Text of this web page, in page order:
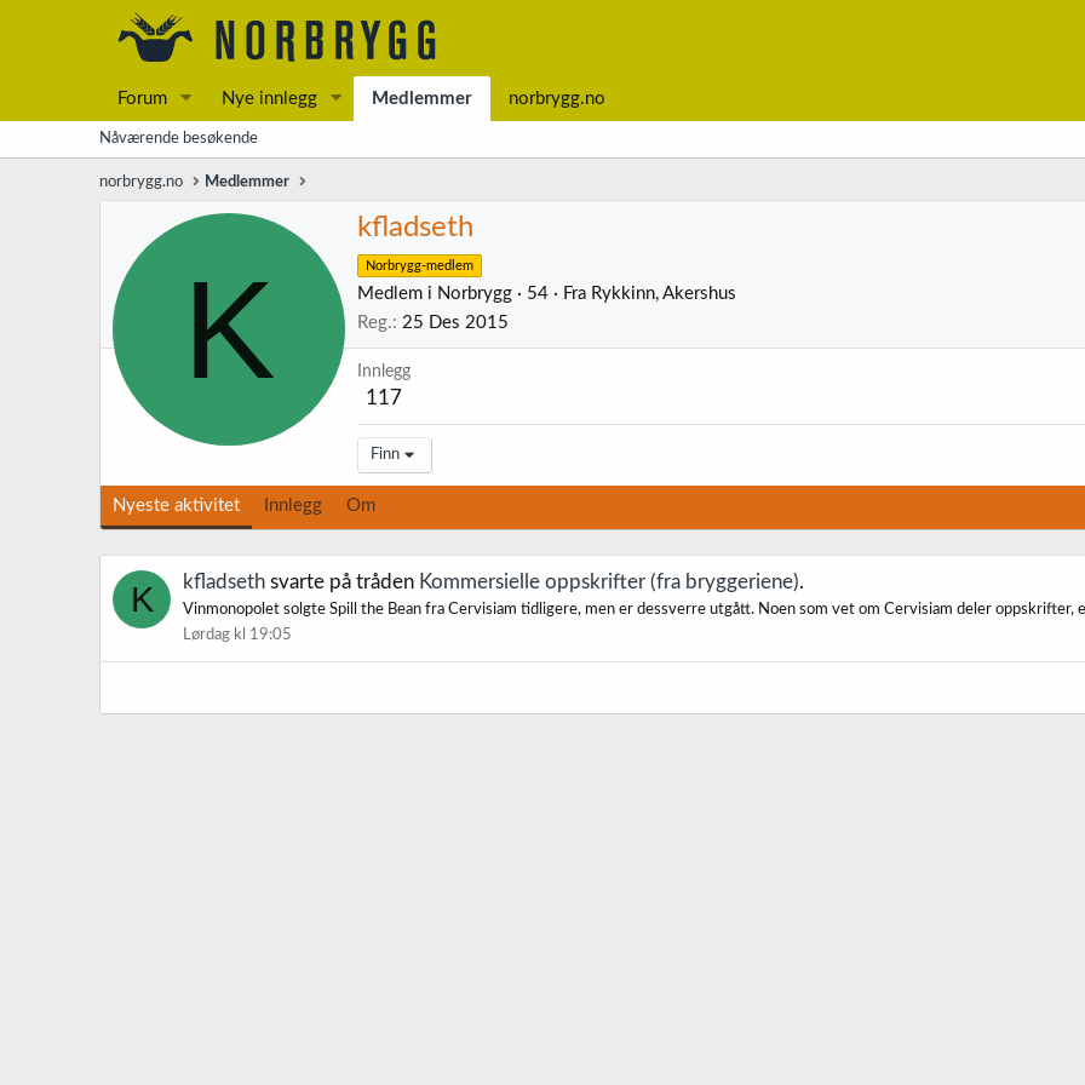
Forum Nye innlegg Medlemmer norbrygg.no
Nåværende besøkende
norbrygg.no Medlemmer
K
kfladseth
Norbrygg-medlem
Medlem i Norbrygg · 54 · Fra Rykkinn, Akershus
Reg. 25 Des 2015
Innlegg
117
Finn
Nyeste aktivitet Innlegg Om
K kfladseth svarte på tråden Kommersielle oppskrifter (fra bryggeriene).
Vinmonopolet solgte Spill the Bean fra Cervisiam tidligere, men er dessverre utgått. Noen som vet om Cervisiam deler oppskrifter,
Lørdag kl 19:05